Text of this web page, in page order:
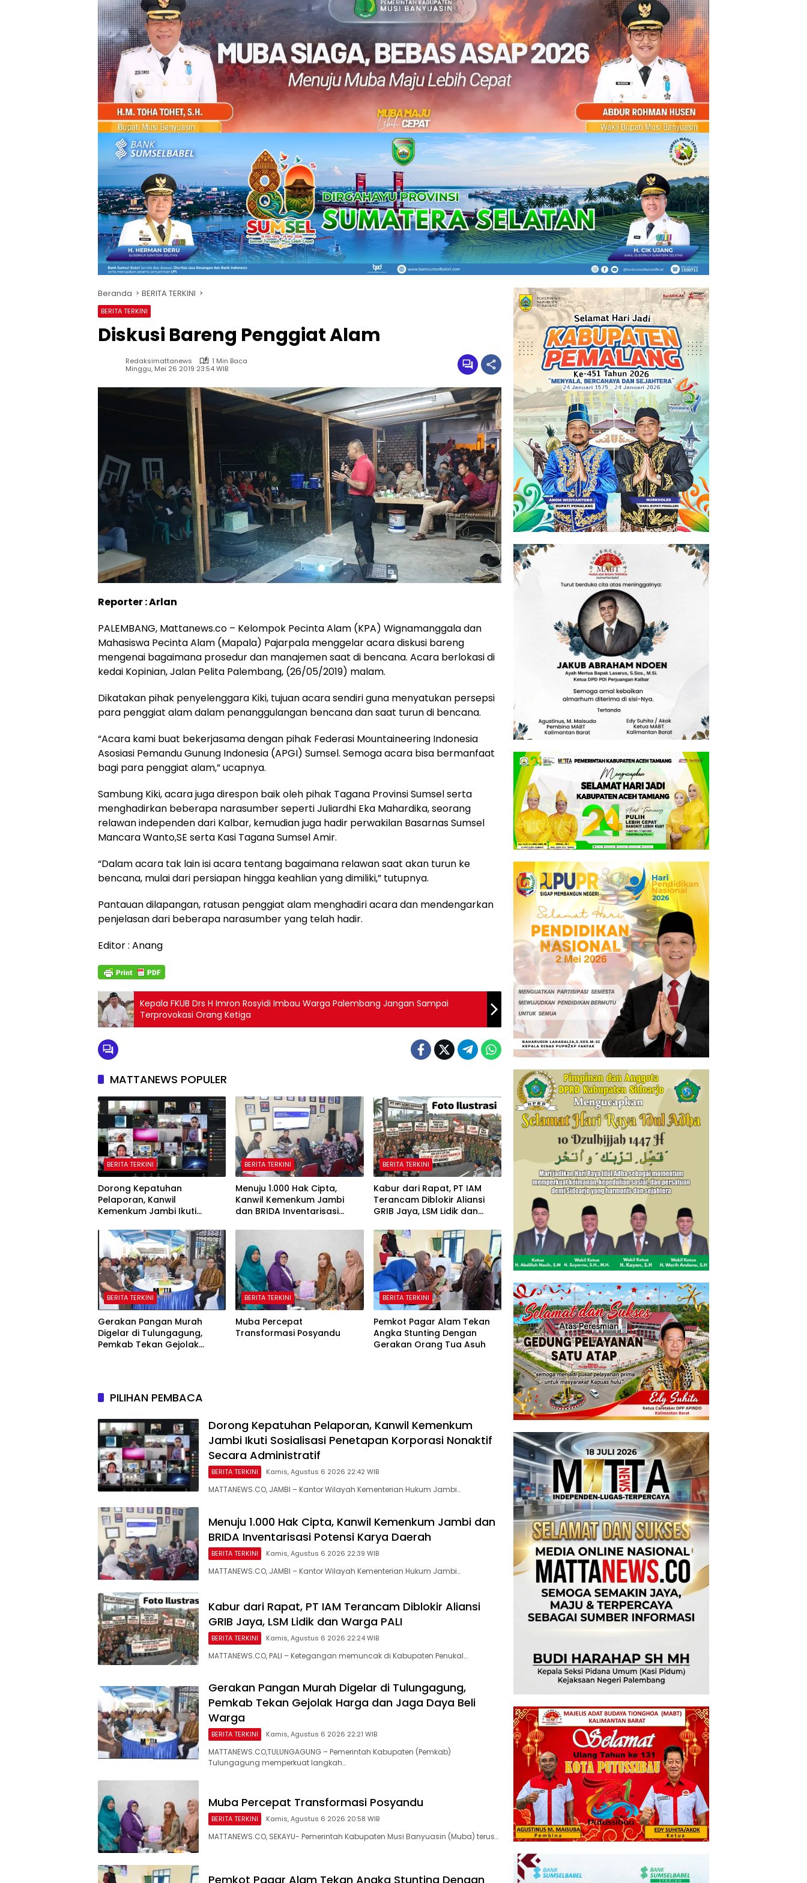
Beranda BERITA TERKINI
BERITA TERKINI
Diskusi Bareng Penggiat Alam
Redaksimattanews
1 Min Baca
Minggu, Mei 26 2019 23:54 WIB
Reporter : Arlan
PALEMBANG, Mattanews.co – Kelompok Pecinta Alam (KPA) Wignamanggala dan
Mahasiswa Pecinta Alam (Mapala) Pajarpala menggelar acara diskusi bareng
mengenai bagaimana prosedur dan manajemen saat di bencana. Acara berlokasi di
kedai Kopinian, Jalan Pelita Palembang, (26/05/2019) malam.
Dikatakan pihak penyelenggara Kiki, tujuan acara sendiri guna menyatukan persepsi
para penggiat alam dalam penanggulangan bencana dan saat turun di bencana.
“Acara kami buat bekerjasama dengan pihak Federasi Mountaineering Indonesia
Asosiasi Pemandu Gunung Indonesia (APGI) Sumsel. Semoga acara bisa bermanfaat
bagi para penggiat alam,” ucapnya.
Sambung Kiki, acara juga direspon baik oleh pihak Tagana Provinsi Sumsel serta
menghadirkan beberapa narasumber seperti Juliardhi Eka Mahardika, seorang
relawan independen dari Kalbar, kemudian juga hadir perwakilan Basarnas Sumsel
Mancara Wanto,SE serta Kasi Tagana Sumsel Amir.
“Dalam acara tak lain isi acara tentang bagaimana relawan saat akan turun ke
bencana, mulai dari persiapan hingga keahlian yang dimiliki,” tutupnya.
Pantauan dilapangan, ratusan penggiat alam menghadiri acara dan mendengarkan
penjelasan dari beberapa narasumber yang telah hadir.
Editor : Anang
Kepala FKUB Drs H Imron Rosyidi Imbau Warga Palembang Jangan Sampai
Terprovokasi Orang Ketiga
MATTANEWS POPULER
BERITA TERKINI
Dorong Kepatuhan
Pelaporan, Kanwil
Kemenkum Jambi Ikuti
Korporasi Nonaktif Secara
Administratif
BERITA TERKINI
Menuju 1.000 Hak Cipta,
Kanwil Kemenkum Jambi
dan BRIDA Inventarisasi
BERITA TERKINI
Kabur dari Rapat, PT IAM
Terancam Diblokir Aliansi
GRIB Jaya, LSM Lidik dan
BERITA TERKINI
Gerakan Pangan Murah
Digelar di Tulungagung,
Pemkab Tekan Gejolak
BERITA TERKINI
Muba Percepat
Transformasi Posyandu
BERITA TERKINI
Pemkot Pagar Alam Tekan
Angka Stunting Dengan
Gerakan Orang Tua Asuh
PILIHAN PEMBACA
Dorong Kepatuhan Pelaporan, Kanwil Kemenkum
Jambi Ikuti Sosialisasi Penetapan Korporasi Nonaktif
Secara Administratif
BERITA TERKINI Kamis, Agustus 6 2026 22:42 WIB
MATTANEWS.CO, JAMBI – Kantor Wilayah Kementerian Hukum Jambi…
Menuju 1.000 Hak Cipta, Kanwil Kemenkum Jambi dan
BRIDA Inventarisasi Potensi Karya Daerah
BERITA TERKINI Kamis, Agustus 6 2026 22:39 WIB
MATTANEWS.CO, JAMBI – Kantor Wilayah Kementerian Hukum Jambi…
Kabur dari Rapat, PT IAM Terancam Diblokir Aliansi
GRIB Jaya, LSM Lidik dan Warga PALI
BERITA TERKINI Kamis, Agustus 6 2026 22:24 WIB
MATTANEWS.CO, PALI – Ketegangan memuncak di Kabupaten Penukal…
Gerakan Pangan Murah Digelar di Tulungagung,
Pemkab Tekan Gejolak Harga dan Jaga Daya Beli
Warga
BERITA TERKINI Kamis, Agustus 6 2026 22:21 WIB
MATTANEWS.CO,TULUNGAGUNG – Pemerintah Kabupaten (Pemkab)
Tulungagung memperkuat langkah…
Muba Percepat Transformasi Posyandu
BERITA TERKINI Kamis, Agustus 6 2026 20:58 WIB
MATTANEWS.CO, SEKAYU- Pemerintah Kabupaten Musi Banyuasin (Muba) terus…
Pemkot Pagar Alam Tekan Angka Stunting Dengan